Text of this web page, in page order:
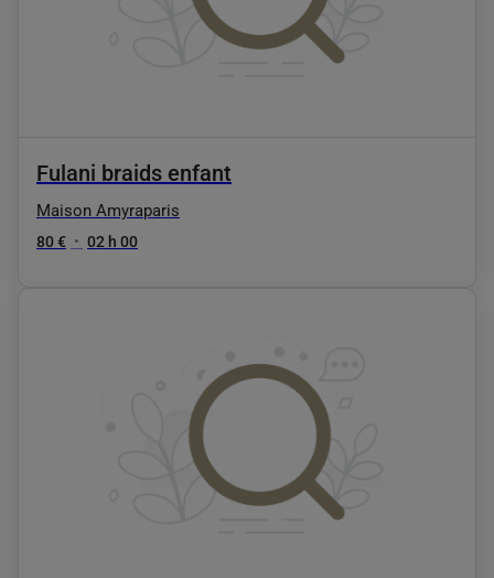
Fulani braids enfant
Maison Amyraparis
80 € • 02 h 00